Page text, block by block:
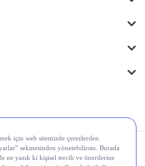
Yasal
Duyurular
Çerez
Ayarları